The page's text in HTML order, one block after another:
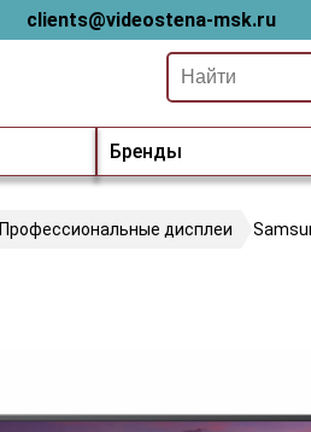
clients@videostena-msk.ru
Бренды
Профессиональные дисплеи